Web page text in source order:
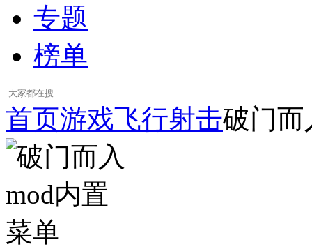
专题
榜单
首页游戏飞行射击破门而